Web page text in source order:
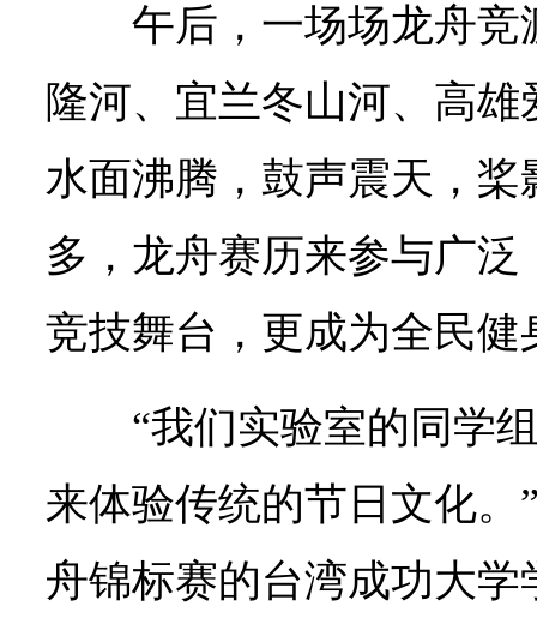
午后，一场场龙舟
隆河、宜兰冬山河、高
水面沸腾，鼓声震天，
多，龙舟赛历来参与广
竞技舞台，更成为全民健
“我们实验室的同学
来体验传统的节日文化。
舟锦标赛的台湾成功大